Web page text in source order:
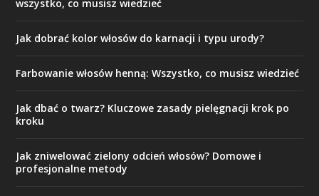
wszystko, co musisz wiedzieć
Jak dobrać kolor włosów do karnacji i typu urody?
Farbowanie włosów henną: Wszystko, co musisz wiedzieć
Jak dbać o twarz? Kluczowe zasady pielęgnacji krok po
kroku
Jak zniwelować zielony odcień włosów? Domowe i
profesjonalne metody